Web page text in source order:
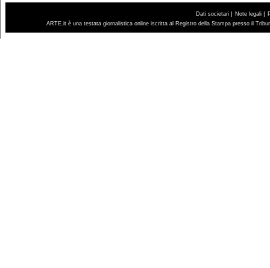
Dati societari Note legali
ARTE.it è una testata giornalistica online iscritta al Registro della Stampa presso il